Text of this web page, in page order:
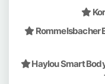
Rommelsbacher
Haylou Smart